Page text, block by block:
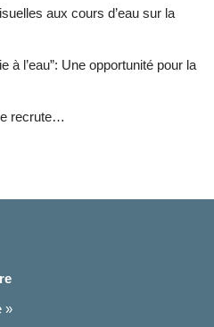
aux cours d’eau sur la
à l’eau”: Une opportunité pour la
recrute…
»